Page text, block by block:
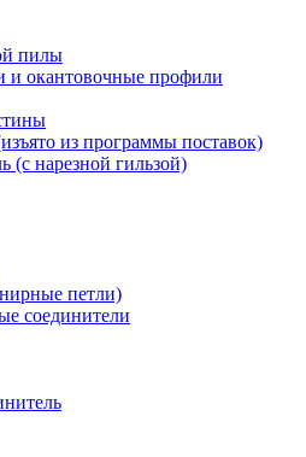
пилы
и окантовочные профили
из программы поставок)
(с нарезной гильзой)
петли)
соединители